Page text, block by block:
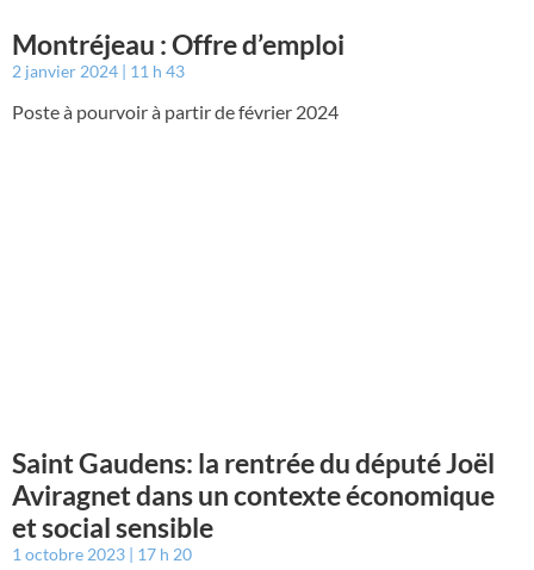
Montréjeau : Offre d’emploi
2 janvier 2024 11 h 43
Poste à pourvoir à partir de février 2024
Saint Gaudens: la rentrée du député Joël
Aviragnet dans un contexte économique
et social sensible
1 octobre 2023 17 h 20